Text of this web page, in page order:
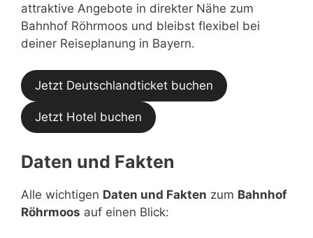
attraktive Angebote in direkter Nähe zum
Bahnhof Röhrmoos und bleibst flexibel bei
deiner Reiseplanung in Bayern.
Jetzt Deutschlandticket buchen
Jetzt Hotel buchen
Daten und Fakten
Alle wichtigen Daten und Fakten zum Bahnhof
Röhrmoos auf einen Blick: